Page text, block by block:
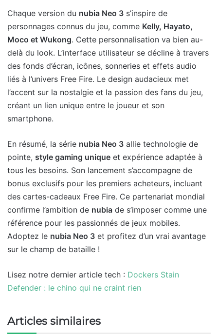
Chaque version du nubia Neo 3 s’inspire de
personnages connus du jeu, comme Kelly, Hayato,
Moco et Wukong. Cette personnalisation va bien au-
delà du look. L’interface utilisateur se décline à travers
des fonds d’écran, icônes, sonneries et effets audio
liés à l’univers Free Fire. Le design audacieux met
l’accent sur la nostalgie et la passion des fans du jeu,
créant un lien unique entre le joueur et son
smartphone.
En résumé, la série nubia Neo 3 allie technologie de
pointe, style gaming unique et expérience adaptée à
tous les besoins. Son lancement s’accompagne de
bonus exclusifs pour les premiers acheteurs, incluant
des cartes-cadeaux Free Fire. Ce partenariat mondial
confirme l’ambition de nubia de s’imposer comme une
référence pour les passionnés de jeux mobiles.
Adoptez le nubia Neo 3 et profitez d’un vrai avantage
sur le champ de bataille !
Lisez notre dernier article tech : Dockers Stain
Defender : le chino qui ne craint rien
Articles similaires